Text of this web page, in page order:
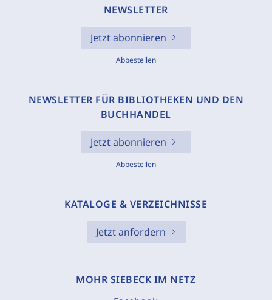
NEWSLETTER
Jetzt abonnieren
Abbestellen
NEWSLETTER FÜR BIBLIOTHEKEN UND DEN
BUCHHANDEL
Jetzt abonnieren
Abbestellen
KATALOGE & VERZEICHNISSE
Jetzt anfordern
MOHR SIEBECK IM NETZ